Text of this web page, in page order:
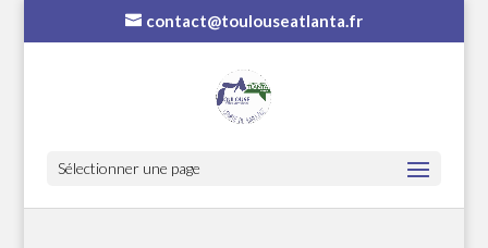
contact@toulouseatlanta.fr
Sélectionner une page